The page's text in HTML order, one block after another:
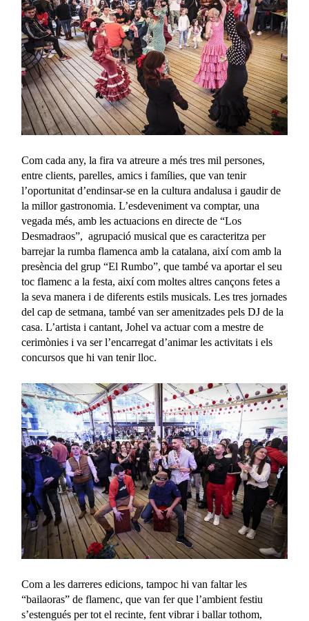
Com cada any, la fira va atreure a més tres mil persones,
entre clients, parelles, amics i famílies, que van tenir
l’oportunitat d’endinsar-se en la cultura andalusa i gaudir de
la millor gastronomia. L’esdeveniment va comptar, una
vegada més, amb les actuacions en directe de “Los
Desmadraos”, agrupació musical que es caracteritza per
barrejar la rumba flamenca amb la catalana, així com amb la
presència del grup “El Rumbo”, que també va aportar el seu
toc flamenc a la festa, així com moltes altres cançons fetes a
la seva manera i de diferents estils musicals. Les tres jornades
del cap de setmana, també van ser amenitzades pels DJ de la
casa. L’artista i cantant, Johel va actuar com a mestre de
cerimònies i va ser l’encarregat d’animar les activitats i els
concursos que hi van tenir lloc.
Com a les darreres edicions, tampoc hi van faltar les
“bailaoras” de flamenc, que van fer que l’ambient festiu
s’estengués per tot el recinte, fent vibrar i ballar tothom,